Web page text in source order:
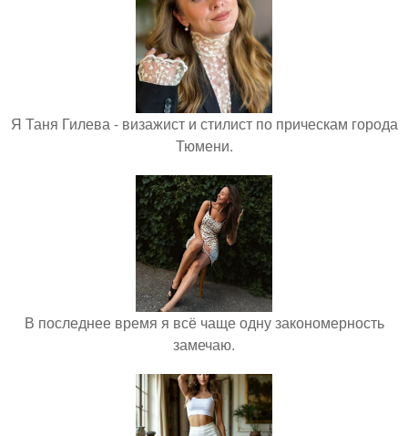
Я Таня Гилева - визажист и стилист по прическам города
Тюмени.
В последнее время я всё чаще одну закономерность
замечаю.